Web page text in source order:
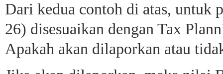
Dari kedua contoh di atas, untuk
26) disesuaikan dengan Tax
Apakah akan dilaporkan atau